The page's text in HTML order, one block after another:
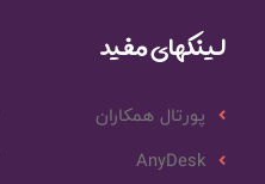
لینکهای مفید
پورتال همکاران
AnyDesk